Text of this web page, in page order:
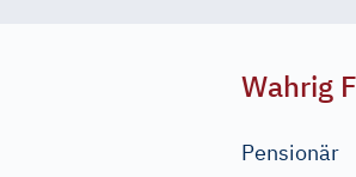
Wahrig
Pensionär